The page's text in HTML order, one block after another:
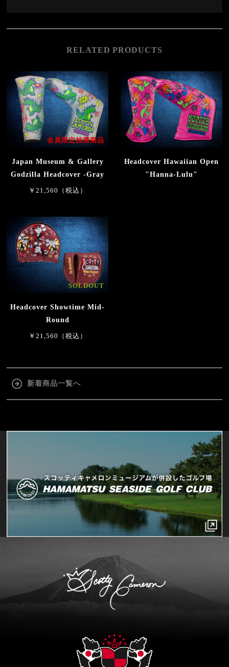
RELATED PRODUCTS
会員限定抽選商品
Japan Museum & Gallery
Godzilla Headcover -Gray
￥21,560（税込）
Headcover Hawaiian Open
"Hanna-Lulu"
SOLDOUT
Headcover Showtime Mid-
Round
￥21,560（税込）
新着商品一覧へ